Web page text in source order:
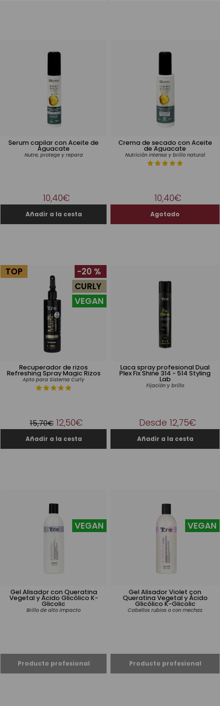
Serum capilar con Aceite de
Aguacate
Nutre, protege y repara
10,40€
Crema de secado con Aceite
de Aguacate
Nutrición intensa y brillo natural
10,40€
Recuperador de rizos
Refreshing Spray Magic Rizos
Apto para Sistema Curly
CURLY
VEGAN
TOP -20 %
15,70€ 12,50€
Laca spray profesional Dual
Plex Fix Shine 314 - 514 Styling
Lab
Fijación y brillo
Desde 12,75€
Gel Alisador con Queratina
Vegetal y Ácido Glicólico K-
Glicolic
Brillo de alto impacto
VEGAN
Gel Alisador Violet con
Queratina Vegetal y Ácido
Glicólico K-Glicolic
Cabellos rubios o con mechas
VEGAN